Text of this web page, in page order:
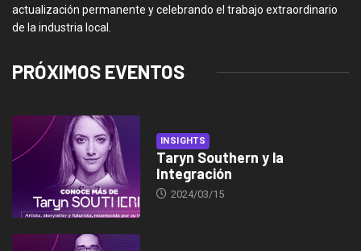
actualización permanente y celebrando el trabajo extraordinario
de la industria local.
PRÓXIMOS EVENTOS
INSIGHTS
Taryn Southern y la
Integración
2024/03/15